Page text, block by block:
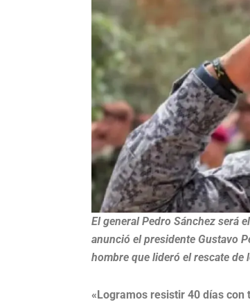
El general Pedro Sánchez será
anunció el presidente Gustavo
hombre que lideró el rescate de
«Logramos resistir 40 días